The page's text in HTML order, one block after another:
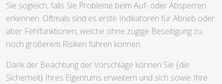
Sie sogleich, falls Sie Probleme beim Auf- oder Absperren
erkennen. Oftmals sind es erste Indikatoren für Abrieb oder
aber Fehlfunktionen, welche ohne zügige Beseitigung zu
noch größerem Risiken führen können.
Dank der Beachtung der Vorschläge können Sie {die
Sicherheit} Ihres Eigentums erweitern und sich sowie Ihre